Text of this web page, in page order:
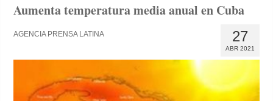
Aumenta temperatura media anual en Cuba
27
ABR 2021
AGENCIA PRENSA LATINA